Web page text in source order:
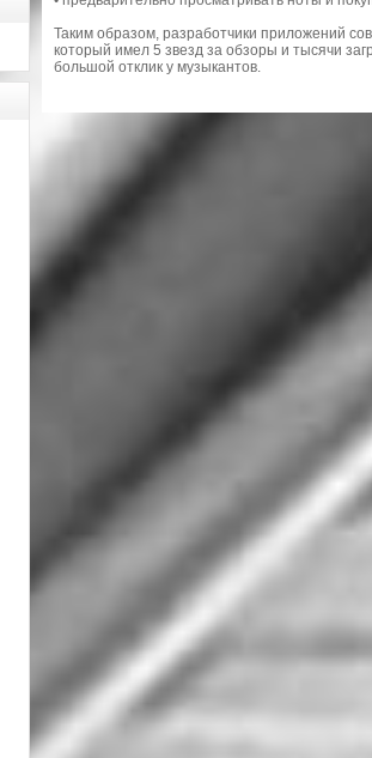
Таким образом, разработчики приложений
который имел 5 звезд за обзоры и тысячи
большой отклик у музыкантов.